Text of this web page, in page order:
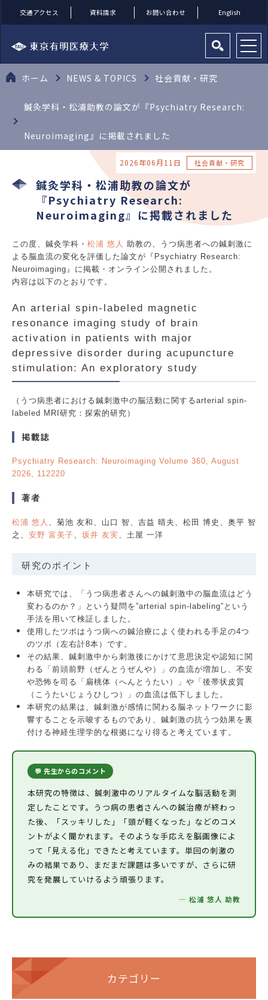
交通アクセス 資料請求 お問い合わせ English
ホーム NEWS & TOPICS 社会貢献・研究
鍼灸学科・松浦助教の論文が『Psychiatry Research:
Neuroimaging』に掲載されました
カテゴリー
鍼灸学科・松浦助教の論文が
『Psychiatry Research:
Neuroimaging』に掲載されました
2026年06月11日 社会貢献・研究
この度、鍼灸学科・ 松浦 悠人 助教の、うつ病患者への鍼刺激に
よる脳血流の変化を評価した論文が『Psychiatry Research:
Neuroimaging』に掲載・オンライン公開されました。
内容は以下のとおりです。
An arterial spin-labeled magnetic
resonance imaging study of brain
activation in patients with major
depressive disorder during acupuncture
stimulation: An exploratory study
（うつ病患者における鍼刺激中の脳活動に関するarterial spin-
labeled MRI研究：探索的研究）
掲載誌
Psychiatry Research: Neuroimaging Volume 360, August
2026, 112220
著者
松浦 悠人 、菊池 友和、山口 智、吉益 晴夫、松田 博史、奥平 智
之、 安野 富美子、 坂井 友実、土屋 一洋
研究のポイント
本研究では、「うつ病患者さんへの鍼刺激中の脳血流はどう
変わるのか？」という疑問を”arterial spin-labeling”という
手法を用いて検証しました。
使用したツボはうつ病への鍼治療によく使われる手足の4つ
のツボ（左右計8本）です。
その結果、鍼刺激中から刺激後にかけて意思決定や認知に関
わる「前頭前野（ぜんとうぜんや）」の血流が増加し、不安
や恐怖を司る「扁桃体（へんとうたい）」や「後帯状皮質
（こうたいじょうひしつ）」の血流は低下しました。
本研究の結果は、鍼刺激が感情に関わる脳ネットワークに影
響することを示唆するものであり、鍼刺激の抗うつ効果を裏
付ける神経生理学的な根拠になり得ると考えています。
💬 先生からのコメント
本研究の特徴は、鍼刺激中のリアルタイムな脳活動を測
定したことです。うつ病の患者さんへの鍼治療が終わっ
た後、「スッキリした」「頭が軽くなった」などのコメ
ントがよく聞かれます。そのような手応えを脳画像によ
って「見える化」できたと考えています。単回の刺激の
みの結果であり、まだまだ課題は多いですが、さらに研
究を発展していけるよう頑張ります。
― 松浦 悠人 助教